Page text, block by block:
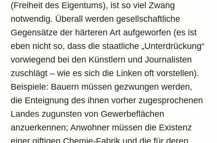
(Freiheit des Eigentums), ist so viel Zwang
notwendig. Überall werden gesellschaftliche
Gegensätze der härteren Art aufgeworfen (es ist
eben nicht so, dass die staatliche „Unterdrückung“
vorwiegend bei den Künstlern und Journalisten
zuschlägt – wie es sich die Linken oft vorstellen).
Beispiele: Bauern müssen gezwungen werden,
die Enteignung des ihnen vorher zugesprochenen
Landes zugunsten von Gewerbeflächen
anzuerkennen; Anwohner müssen die Existenz
einer giftigen Chemie-Fabrik und die für deren